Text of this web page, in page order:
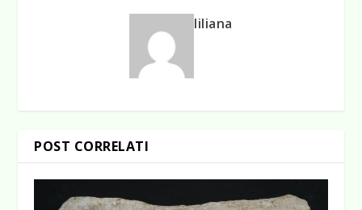
liliana
POST CORRELATI